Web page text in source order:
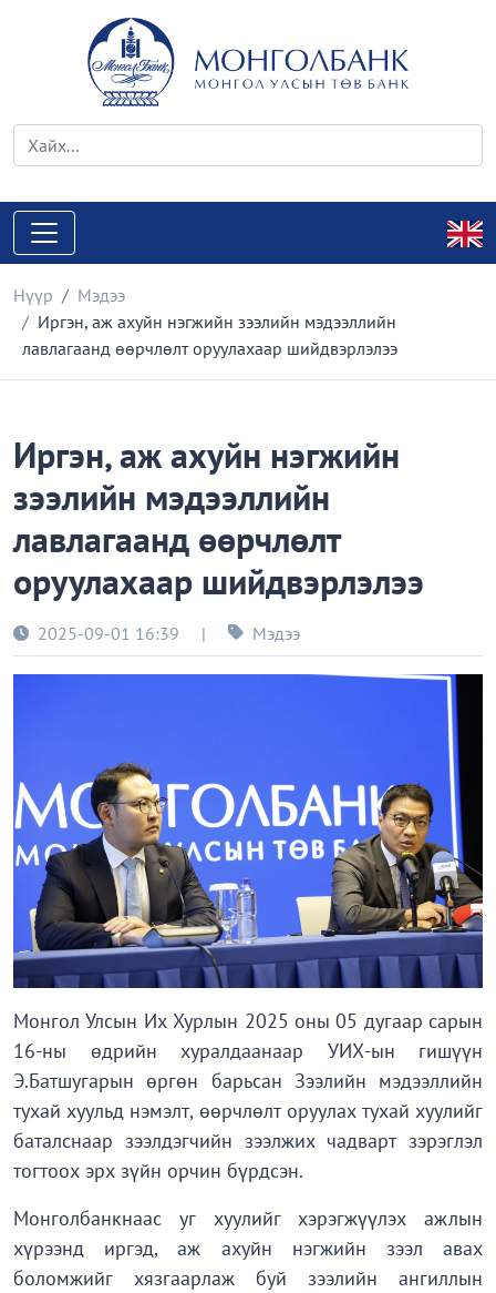
Нүүр
Мэдээ
Иргэн, аж ахуйн нэгжийн зээлийн мэдээллийн
лавлагаанд өөрчлөлт оруулахаар шийдвэрлэлээ
Иргэн, аж ахуйн нэгжийн
зээлийн мэдээллийн
лавлагаанд өөрчлөлт
оруулахаар шийдвэрлэлээ
2025-09-01 16:39 | Мэдээ
Монгол Улсын Их Хурлын 2025 оны 05 дугаар сарын
16-ны өдрийн хуралдаанаар УИХ-ын гишүүн
Э.Батшугарын өргөн барьсан Зээлийн мэдээллийн
тухай хуульд нэмэлт, өөрчлөлт оруулах тухай хуулийг
баталснаар зээлдэгчийн зээлжих чадварт зэрэглэл
тогтоох эрх зүйн орчин бүрдсэн.
Монголбанкнаас уг хуулийг хэрэгжүүлэх ажлын
хүрээнд иргэд, аж ахуйн нэгжийн зээл авах
боломжийг хязгаарлаж буй зээлийн ангиллын